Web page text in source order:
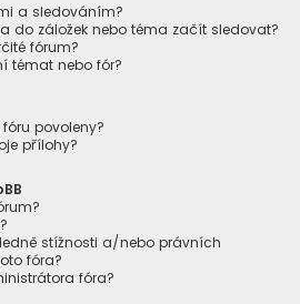
a sledováním?
do záložek nebo téma začít sledovat?
fórum?
témat nebo fór?
povoleny?
přílohy?
stížnosti a/nebo právních
fóra?
fóra?